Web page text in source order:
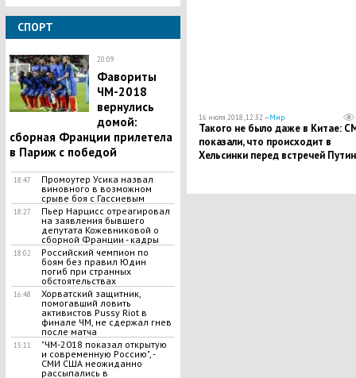
СПОРТ
20:09
​Фавориты
ЧМ-2018
вернулись
домой:
сборная Франции прилетела
в Париж с победой
18:47
Промоутер Усика назвал
виновного в возможном
срыве боя с Гассиевым
18:27
​Пьер Нарцисс отреагировал
на заявления бывшего
депутата Кожевниковой о
сборной Франции - кадры
18:02
Российский чемпион по
боям без правил Юдин
погиб при странных
обстоятельствах
16:48
Хорватский защитник,
помогавший ловить
активистов Pussy Riot в
финале ЧМ, не сдержал гнев
после матча
15:11
"ЧМ-2018 показал открытую
и современную Россию", -
СМИ США неожиданно
рассыпались в
16 июля 2018, 12:32 —Мир
Такого не было даже в Китае:
показали, что происходит в
Хельсинки перед встречей